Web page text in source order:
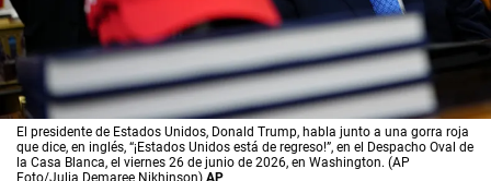
El presidente de Estados Unidos, Donald Trump, habla junto a una gorra roja
que dice, en inglés, “¡Estados Unidos está de regreso!”, en el Despacho Oval de
la Casa Blanca, el viernes 26 de junio de 2026, en Washington. (AP